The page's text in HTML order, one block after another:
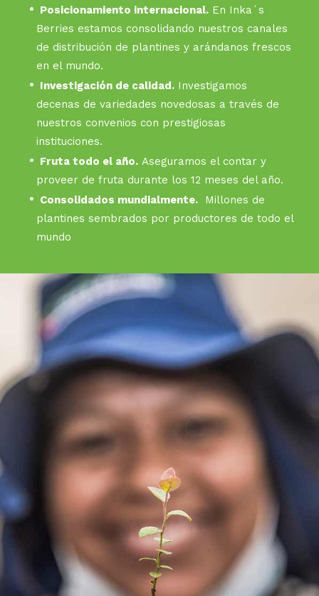
Posicionamiento internacional. En Inka´s
Berries estamos consolidando nuestros canales
de distribución de plantines y arándanos frescos
en el mundo.
Investigación de calidad. Investigamos
decenas de variedades novedosas a través de
nuestros convenios con prestigiosas
instituciones.
Fruta todo el año. Aseguramos el contar y
proveer de fruta durante los 12 meses del año.
Consolidados mundialmente. Millones de
plantines sembrados por productores de todo el
mundo